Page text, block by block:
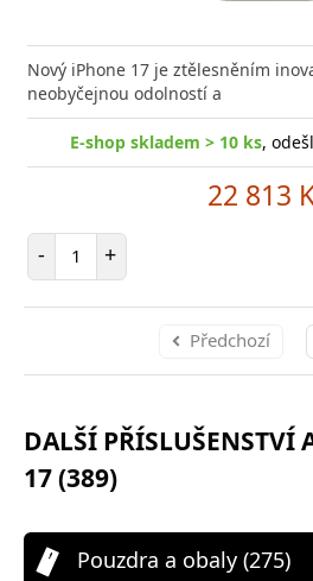
Nový iPhone 17 je ztělesněním
neobyčejnou odolností a
E-shop skladem > 10 ks,
22 813
- Počet položek
+
Předchozí
DALŠÍ PŘÍSLUŠENSTVÍ
17 (389)
Pouzdra a obaly (275)